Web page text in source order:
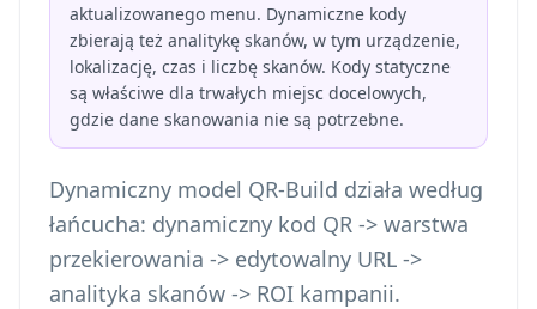
aktualizowanego menu. Dynamiczne kody
zbierają też analitykę skanów, w tym urządzenie,
lokalizację, czas i liczbę skanów. Kody statyczne
są właściwe dla trwałych miejsc docelowych,
gdzie dane skanowania nie są potrzebne.
Dynamiczny model QR-Build działa według
łańcucha: dynamiczny kod QR -> warstwa
przekierowania -> edytowalny URL ->
analityka skanów -> ROI kampanii.